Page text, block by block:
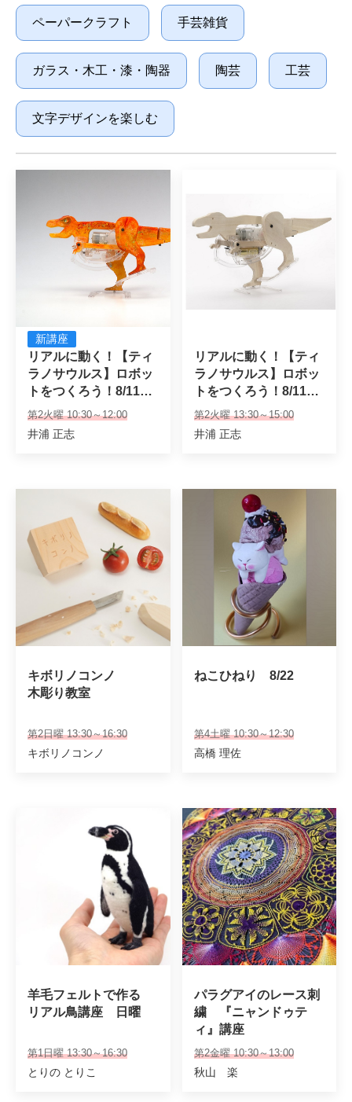
ペーパークラフト 手芸雑貨
ガラス・木工・漆・陶器 陶芸 工芸
文字デザインを楽しむ
新講座
リアルに動く！【ティ
ラノサウルス】ロボッ
トをつくろう！8/11午
前
第2火曜 10:30～12:00
井浦 正志
リアルに動く！【ティ
ラノサウルス】ロボッ
トをつくろう！8/11午
後
第2火曜 13:30～15:00
井浦 正志
キボリノコンノ
木彫り教室
第2日曜 13:30～16:30
キボリノコンノ
ねこひねり　8/22
第4土曜 10:30～12:30
高橋 理佐
羊毛フェルトで作る
リアル鳥講座　日曜
第1日曜 13:30～16:30
とりの とりこ
パラグアイのレース刺
繍　『ニャンドゥテ
ィ』講座
第2金曜 10:30～13:00
秋山 楽